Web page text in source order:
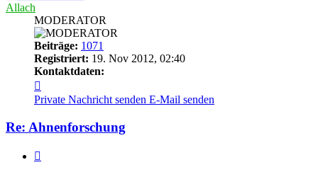
Allach
MODERATOR
Beiträge: 1071
Registriert: 19. Nov 2012, 02:40
Kontaktdaten:
von
Allach
Private Nachricht senden E-Mail senden
Re: Ahnenforschung